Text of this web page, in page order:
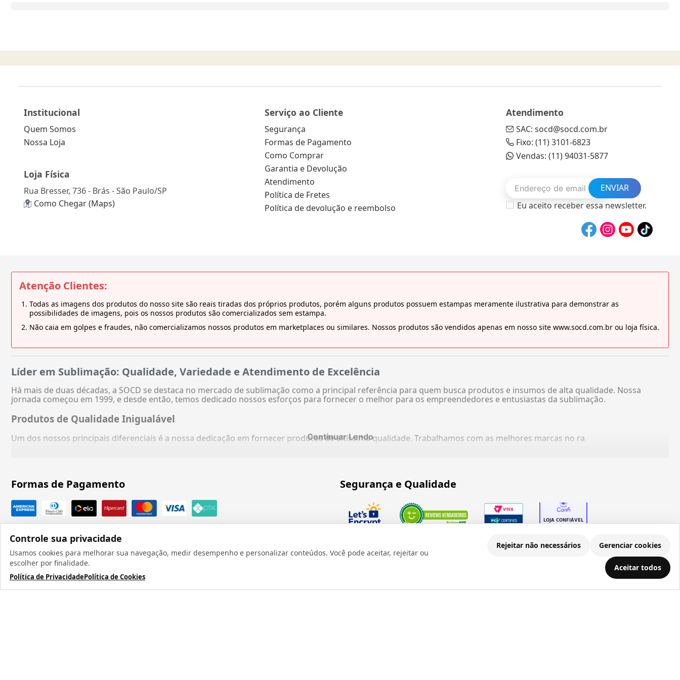
Controle sua privacidade
Usamos cookies para melhorar sua navegação, medir desempenho e personalizar conteúdos. Você pode aceitar, rejeitar ou
escolher por finalidade.
Política de PrivacidadePolítica de Cookies
Rejeitar não necessários Gerenciar cookies
Aceitar todos
Institucional
Quem Somos
Nossa Loja
Loja Física
Rua Bresser, 736 - Brás - São Paulo/SP
Como Chegar (Maps)
Serviço ao Cliente
Segurança
Formas de Pagamento
Como Comprar
Garantia e Devolução
Atendimento
Política de Fretes
Política de devolução e reembolso
Atendimento
SAC: socd@socd.com.br
Fixo: (11) 3101-6823
Vendas: (11) 94031-5877
ENVIAR
Eu aceito receber essa newsletter.
Atenção Clientes:
Todas as imagens dos produtos do nosso site são reais tiradas dos próprios produtos, porém alguns produtos possuem estampas meramente ilustrativa para demonstrar as
possibilidades de imagens, pois os nossos produtos são comercializados sem estampa.
Não caia em golpes e fraudes, não comercializamos nossos produtos em marketplaces ou similares. Nossos produtos são vendidos apenas em nosso site www.socd.com.br ou loja física.
Líder em Sublimação: Qualidade, Variedade e Atendimento de Excelência
Há mais de duas décadas, a SOCD se destaca no mercado de sublimação como a principal referência para quem busca produtos e insumos de alta qualidade. Nossa
jornada começou em 1999, e desde então, temos dedicado nossos esforços para fornecer o melhor para os empreendedores e entusiastas da sublimação.
Produtos de Qualidade Inigualável
Um dos nossos principais diferenciais é a nossa dedicação em fornecer produtos de altíssima qualidade. Trabalhamos com as melhores marcas no ra
Continuar Lendo
Formas de Pagamento Segurança e Qualidade
Todos os direitos reservados 1999 - 2026 | CRIDON COMÉRCIO LTDA EPP | CNPJ: 07.686.203/0001-22